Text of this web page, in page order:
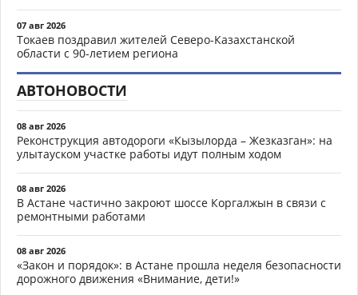
07 авг 2026
Токаев поздравил жителей Северо-Казахстанской
области с 90-летием региона
АВТОНОВОСТИ
08 авг 2026
Реконструкция автодороги «Кызылорда – Жезказган»: на
улытауском участке работы идут полным ходом
08 авг 2026
В Астане частично закроют шоссе Коргалжын в связи с
ремонтными работами
08 авг 2026
«Закон и порядок»: в Астане прошла неделя безопасности
дорожного движения «Внимание, дети!»